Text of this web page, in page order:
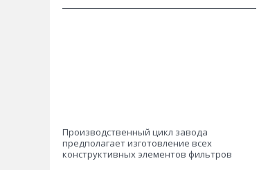
Производственный цикл завода
предполагает изготовление всех
конструктивных элементов фильтров